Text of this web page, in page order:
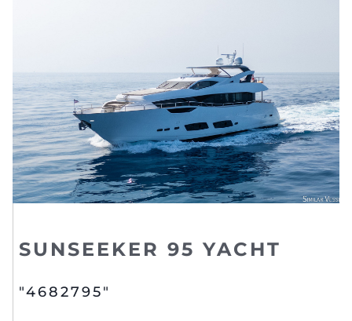
SUNSEEKER 95 YACHT
"4682795"